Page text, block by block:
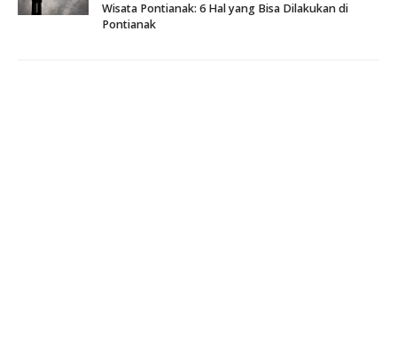
Wisata Pontianak: 6 Hal yang Bisa Dilakukan di
Pontianak